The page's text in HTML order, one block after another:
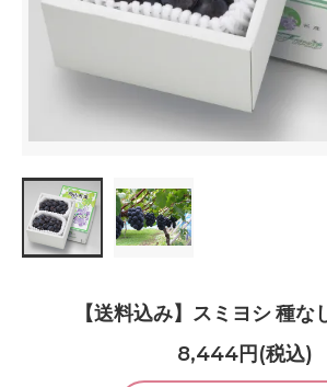
【送料込み】スミヨシ 種な
8,444円(税込)